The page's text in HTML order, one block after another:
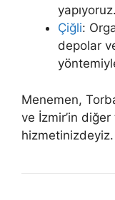
yapıyoruz.
Çiğli:
depolar
Menemen,
ve İzmir’in
hizmetinizdeyiz.